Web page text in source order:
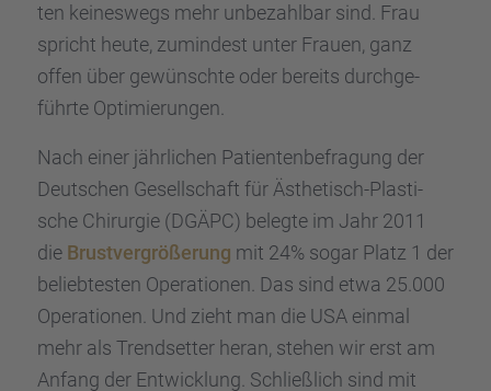
ten keines­wegs mehr unbezahl­bar sind. Frau
spricht heute, zumin­dest unter Frauen, ganz
offen über gewünschte oder bereits durch­ge­
führte Optimie­run­gen.
Nach einer jährli­chen Patien­ten­be­fra­gung der
Deutschen Gesell­schaft für Ästhe­tisch-Plasti­
sche Chirur­gie (DGÄPC) belegte im Jahr 2011
die Brust­ver­grö­ße­rung mit 24% sogar Platz 1 der
belieb­tes­ten Opera­tio­nen. Das sind etwa 25.000
Opera­tio­nen. Und zieht man die USA einmal
mehr als Trend­set­ter heran, stehen wir erst am
Anfang der Entwick­lung. Schließ­lich sind mit